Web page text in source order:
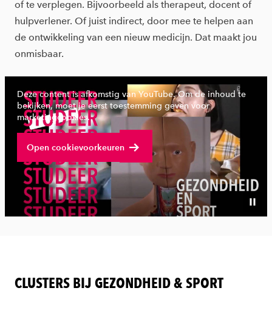
of te verplegen. Bijvoorbeeld als therapeut, docent of
hulpverlener. Of juist indirect, door mee te helpen aan
de ontwikkeling van een nieuw medicijn. Dat maakt jou
onmisbaar.
Bekijk volledige video
Deze content is afkomstig van YouTube. Om de inhoud te
bekijken, moet je eerst toestemming geven voor
marketingcookies.
Open cookievoorkeuren
CLUSTERS BIJ GEZONDHEID & SPORT